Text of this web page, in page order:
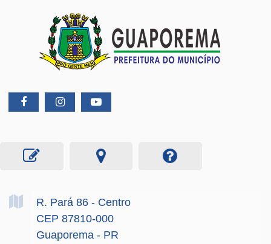
R. Pará 86 - Centro
CEP 87810-000
Guaporema - PR